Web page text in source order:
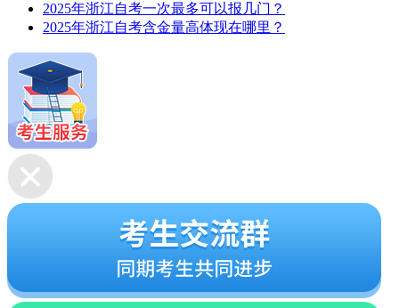
2025年浙江自考一次最多可以报几门？
2025年浙江自考含金量高体现在哪里？